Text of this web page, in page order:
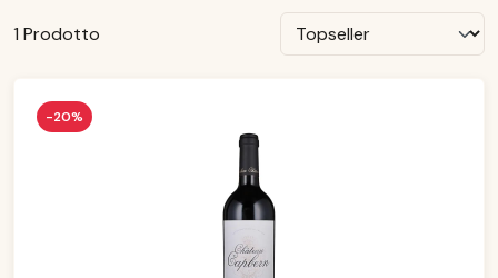
1 Prodotto
-20%